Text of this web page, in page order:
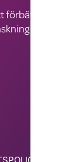
förbättra sin